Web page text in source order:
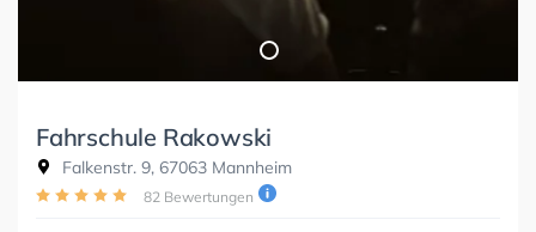
Fahrschule Rakowski
Falkenstr. 9, 67063 Mannheim
82 Bewertungen